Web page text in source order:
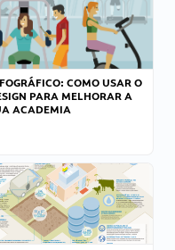
COMO USAR O
PARA MELHORAR A
ACADEMIA